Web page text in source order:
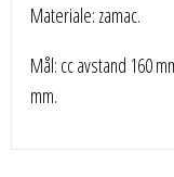
Materiale: zamac.
Mål: cc avstand 160
mm.